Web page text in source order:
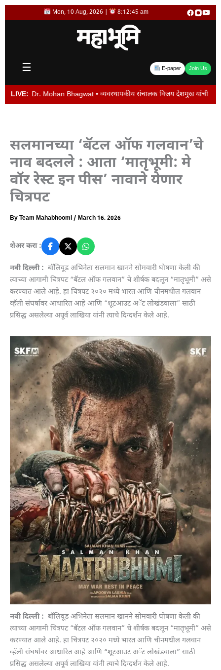
Skip
Mon, 10 Aug, 2026 | 8:12:45 am
☰ E-paper Join Us
LIVE:Bhagwat • व्यवस्थापकीय संचालक विजय देशमुख यांची बदली न केल्यास
सलमानच्या ‘बॅटल ऑफ गलवान’चे
नाव बदलले : आता ‘मातृभूमी: मे
वॉर रेस्ट इन पीस’ नावाने येणार
चित्रपट
ByTeam Mahabhoomi/ March 16, 2026
शेअर करा :
नवी दिल्ली : बॉलिवूड अभिनेता सलमान खानने सोमवारी घोषणा केली की
त्याच्या आगामी चित्रपट “बॅटल ऑफ गलवान” चे शीर्षक बदलून “मातृभूमी” असे
करण्यात आले आहे. हा चित्रपट २०२० मध्ये भारत आणि चीनमधील गलवान
व्हॅली संघर्षावर आधारित आहे आणि “शूटआउट अॅट लोखंडवाला” साठी
प्रसिद्ध असलेल्या अपूर्व लाखिया यांनी त्याचे दिग्दर्शन केले आहे.
नवी दिल्ली : बॉलिवूड अभिनेता सलमान खानने सोमवारी घोषणा केली की
त्याच्या आगामी चित्रपट “बॅटल ऑफ गलवान” चे शीर्षक बदलून “मातृभूमी” असे
करण्यात आले आहे. हा चित्रपट २०२० मध्ये भारत आणि चीनमधील गलवान
व्हॅली संघर्षावर आधारित आहे आणि “शूटआउट अॅट लोखंडवाला” साठी
प्रसिद्ध असलेल्या अपूर्व लाखिया यांनी त्याचे दिग्दर्शन केले आहे.